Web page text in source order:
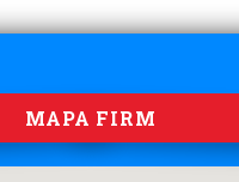
MAPA FIRM